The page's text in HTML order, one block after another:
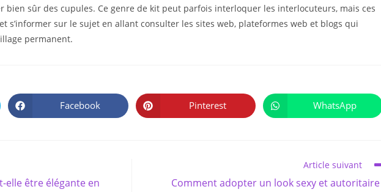
bien sûr des cupules. Ce genre de kit peut parfois interloquer les interlocuteurs, mais ces
s’informer sur le sujet en allant consulter les sites web, plateformes web et blogs qui
permanent.
CE
CONTENU
Ouvrir
dans
Facebook Ouvrir
dans
Pinterest Ouvrir
dans
WhatsApp
elle être élégante en
Article suivant
Comment adopter un look sexy et autoritaire